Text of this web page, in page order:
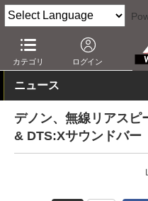
カテゴリ ログイン
AV Watch 製品 サウンドバ
ニュース
デノン、無線リアス
& DTS:Xサウンドバー